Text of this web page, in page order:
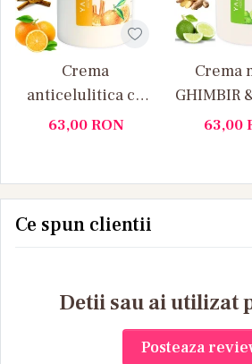
Crema
anticelulitica cu
portocale si
63,00RON
Crema
GHIMBIR
Yamuna
63,00
Ce spun clientii
Detii sau ai utilizat
Posteaza